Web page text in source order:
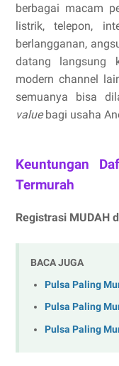
berbagai macam
listrik, telepon,
berlangganan,
datang langsung
modern channel
semuanya bisa
valuebagi usaha
Keuntungan
Termurah
Registrasi MUDAH
BACA JUGA
Pulsa Paling
Pulsa Paling
Pulsa Paling